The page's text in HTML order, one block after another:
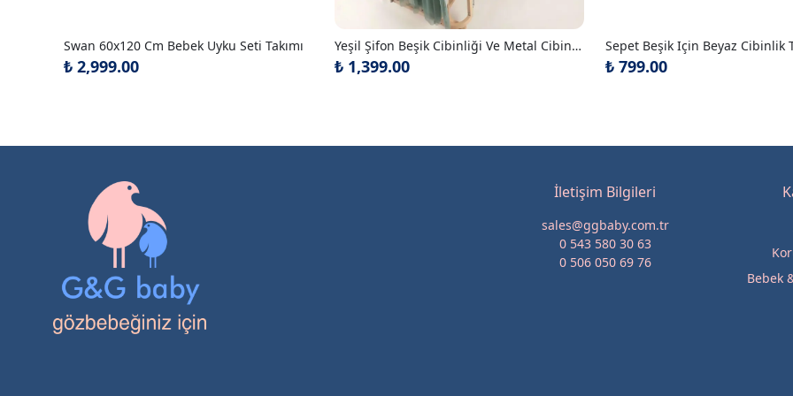
Swan 60x120 Cm Bebek Uyku Seti Takımı
₺ 2,999.00
Yeşil Şifon Beşik Cibinliği Ve Metal Cibinlik Askısı
₺ 1,399.00 ₺ 799.00
Bebek
İletişim Bilgileri
sales@ggbaby.com.tr
0 543 580 30 63
0 506 050 69 76